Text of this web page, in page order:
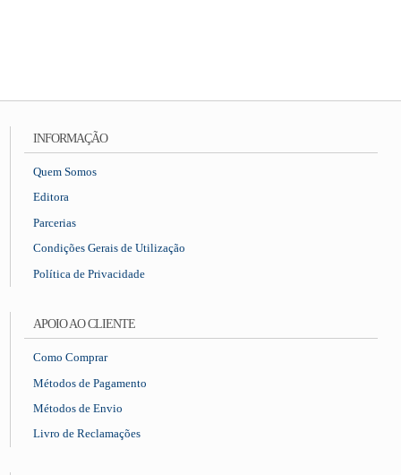
INFORMAÇÃO
Quem Somos
Editora
Parcerias
Condições Gerais de Utilização
Política de Privacidade
APOIO AO CLIENTE
Como Comprar
Métodos de Pagamento
Métodos de Envio
Livro de Reclamações